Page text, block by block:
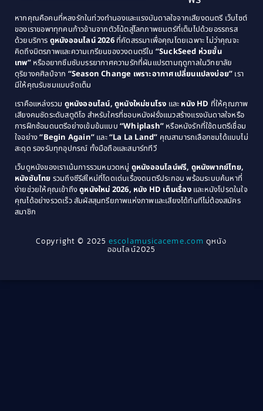
Classic หนังคลาสสิก(25)
Comedy ตลก(46)
Comedy ตลก(515)
Coming of Age ก้าวพ้นวัย(1)
Coming-of-Age(3)
Community(1)
Crime อาชญากรรม(78)
Cult Film(4)
1989
1988
1987
1986
1985
1984
1983
1982
1979
1978
1976
1975
1974
1971
1970
1969
1968
1964
1963
1940
หากคุณคือคนที่หลงรักในท่วงทำนองและแรงบันดาลใจจากเสียงดนตรี เว็บไซต์
ของเราขอพาทุกคนก้าวข้ามจากตัวโน้ตสู่โลกภาพยนตร์ที่เต็มไปด้วยอรรถรส
ด้วยบริการ ดูหนังออนไลน์ 2026ที่คัดสรรมาเพื่อคุณโดยเฉพาะ ไม่ว่าคุณจะ
คิดถึงมิตรภาพและความเกรียนของวงดนตรีใน “SuckSeed ห่วยขั้น
เทพ”หรืออยากซึมซับบรรยากาศความรักที่ผันแปรตามฤดูกาลในวิทยาลัย
ดุริยางคศิลป์จาก “Season Change เพราะอากาศเปลี่ยนแปลงบ่อย” เรา
มีให้คุณรับชมแบบจัดเต็ม
เราคือแหล่งรวม ดูหนังออนไลน์, ดูหนังใหม่ชนโรง และ หนัง HD ที่ให้คุณภาพ
เสียงคมชัดระดับสตูดิโอ สำหรับใครที่ชอบหนังฝรั่งแนวสร้างแรงบันดาลใจหรือ
การฝึกซ้อมดนตรีอย่างเข้มข้นแบบ “Whiplash” หรือหนังรักที่ใช้ดนตรีเชื่อม
ใจอย่าง“Begin Again” และ“La La Land” คุณสามารถเลือกชมได้แบบไม่
สะดุด รองรับทุกอุปกรณ์ ทั้งมือถือและสมาร์ททีวี
เว็บดูหนังของเราเน้นการรวมหมวดหมู่ ดูหนังออนไลน์ฟรี, ดูหนังพากย์ไทย,
หนังซับไทย รวมถึงซีรีส์ใหม่ที่โดดเด่นเรื่องดนตรีประกอบ พร้อมระบบค้นหาที่
ง่ายช่วยให้คุณเข้าถึงดูหนังใหม่ 2026, หนัง HD เต็มเรื่องและหนังโปรดในใจ
คุณได้อย่างรวดเร็ว สัมผัสสุนทรียภาพแห่งภาพและเสียงได้ทันทีไม่ต้องสมัคร
สมาชิก
Copyright © 2025escolamusicaceme.com ดูหนัง
ออนไลน์2025